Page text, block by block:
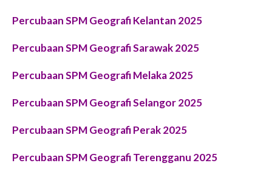
Percubaan SPM Geografi Kelantan 2025
Percubaan SPM Geografi Sarawak 2025
Percubaan SPM Geografi Melaka 2025
Percubaan SPM Geografi Selangor 2025
Percubaan SPM Geografi Perak 2025
Percubaan SPM Geografi Terengganu 2025